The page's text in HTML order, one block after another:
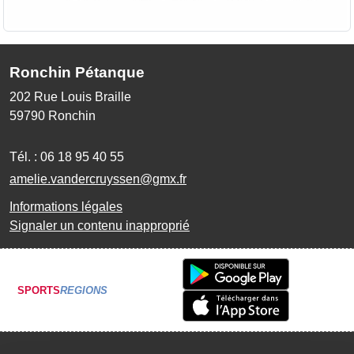
Ronchin Pétanque
202 Rue Louis Braille
59790 Ronchin
Tél. : 06 18 95 40 55
amelie.vandercruyssen@gmx.fr
Informations légales
Signaler un contenu inapproprié
SPORTSREGIONS